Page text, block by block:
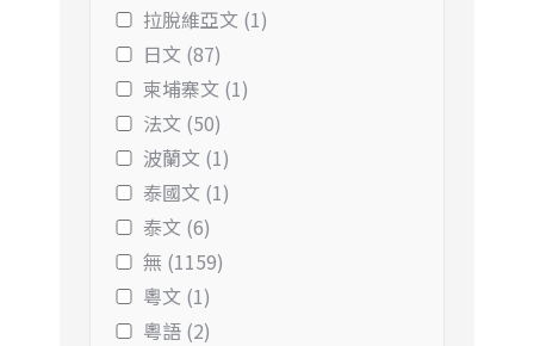
拉脫維亞文 (1)
日文 (87)
柬埔寨文 (1)
法文 (50)
波蘭文 (1)
泰國文 (1)
泰文 (6)
無 (1159)
粵文 (1)
粵語 (2)